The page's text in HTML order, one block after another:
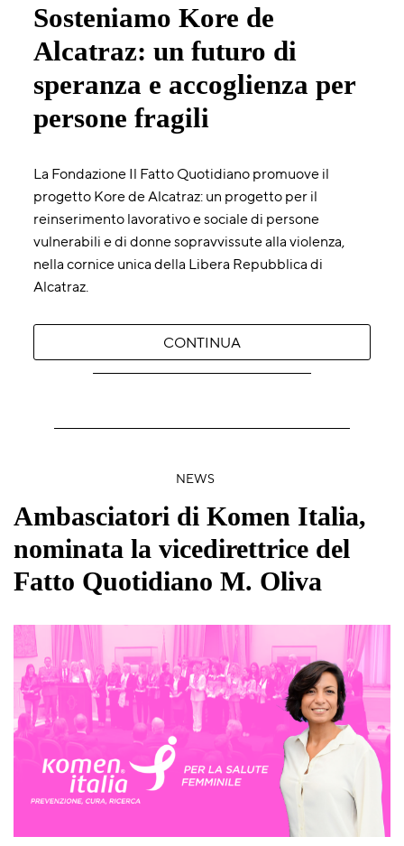
Sosteniamo Kore de
Alcatraz: un futuro di
speranza e accoglienza per
persone fragili
La Fondazione Il Fatto Quotidiano promuove il
progetto Kore de Alcatraz: un progetto per il
reinserimento lavorativo e sociale di persone
vulnerabili e di donne sopravvissute alla violenza,
nella cornice unica della Libera Repubblica di
Alcatraz.
CONTINUA
NEWS
Ambasciatori di Komen Italia,
nominata la vicedirettrice del
Fatto Quotidiano M. Oliva